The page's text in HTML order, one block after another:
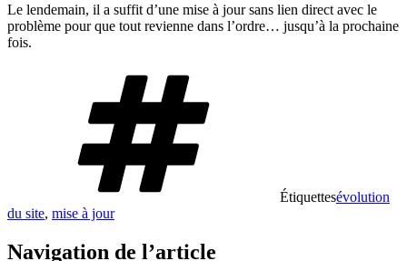
Le lendemain, il a suffit d’une mise à jour sans lien direct avec le
problème pour que tout revienne dans l’ordre… jusqu’à la prochaine
fois.
Étiquettesévolution
du site, mise à jour
Navigation de l’article